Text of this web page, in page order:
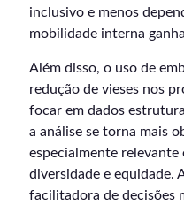
inclusivo e menos
mobilidade interna
Além disso, o uso de
redução de vieses nos
focar em dados
a análise se torna mais
especialmente relevante
diversidade e equidade.
facilitadora de decisões